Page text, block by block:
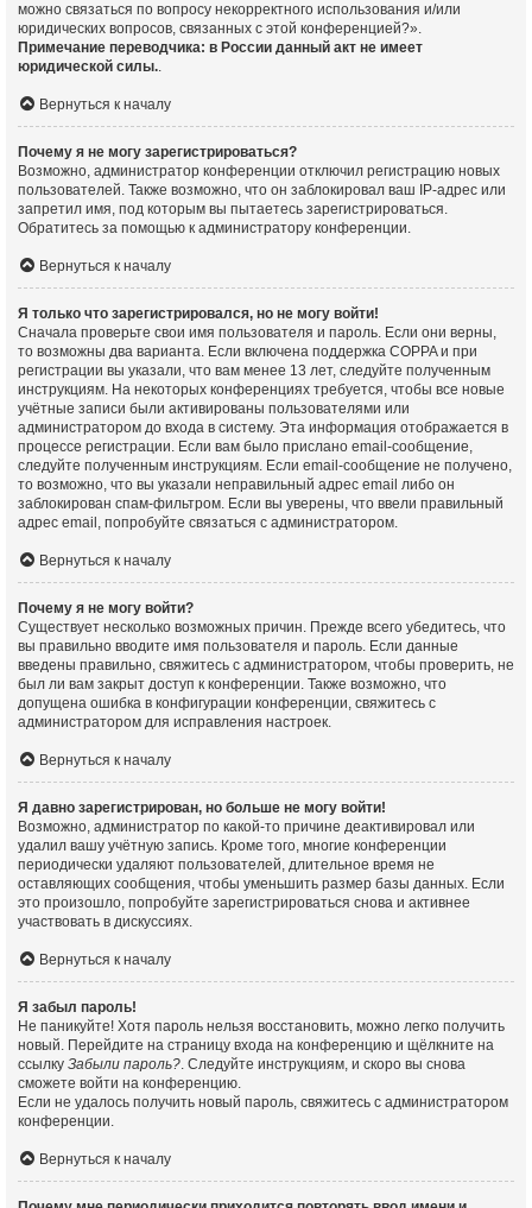
можно связаться по вопросу некорректного использования и/или
юридических вопросов, связанных с этой конференцией?».
Примечание переводчика: в России данный акт не имеет
юридической силы..
Вернуться к началу
Почему я не могу зарегистрироваться?
Возможно, администратор конференции отключил регистрацию новых
пользователей. Также возможно, что он заблокировал ваш IP-адрес или
запретил имя, под которым вы пытаетесь зарегистрироваться.
Обратитесь за помощью к администратору конференции.
Вернуться к началу
Я только что зарегистрировался, но не могу войти!
Сначала проверьте свои имя пользователя и пароль. Если они верны,
то возможны два варианта. Если включена поддержка COPPA и при
регистрации вы указали, что вам менее 13 лет, следуйте полученным
инструкциям. На некоторых конференциях требуется, чтобы все новые
учётные записи были активированы пользователями или
администратором до входа в систему. Эта информация отображается в
процессе регистрации. Если вам было прислано email-сообщение,
следуйте полученным инструкциям. Если email-сообщение не получено,
то возможно, что вы указали неправильный адрес email либо он
заблокирован спам-фильтром. Если вы уверены, что ввели правильный
адрес email, попробуйте связаться с администратором.
Вернуться к началу
Почему я не могу войти?
Существует несколько возможных причин. Прежде всего убедитесь, что
вы правильно вводите имя пользователя и пароль. Если данные
введены правильно, свяжитесь с администратором, чтобы проверить, не
был ли вам закрыт доступ к конференции. Также возможно, что
допущена ошибка в конфигурации конференции, свяжитесь с
администратором для исправления настроек.
Вернуться к началу
Я давно зарегистрирован, но больше не могу войти!
Возможно, администратор по какой-то причине деактивировал или
удалил вашу учётную запись. Кроме того, многие конференции
периодически удаляют пользователей, длительное время не
оставляющих сообщения, чтобы уменьшить размер базы данных. Если
это произошло, попробуйте зарегистрироваться снова и активнее
участвовать в дискуссиях.
Вернуться к началу
Я забыл пароль!
Не паникуйте! Хотя пароль нельзя восстановить, можно легко получить
новый. Перейдите на страницу входа на конференцию и щёлкните на
ссылку Забыли пароль?. Следуйте инструкциям, и скоро вы снова
сможете войти на конференцию.
Если не удалось получить новый пароль, свяжитесь с администратором
конференции.
Вернуться к началу